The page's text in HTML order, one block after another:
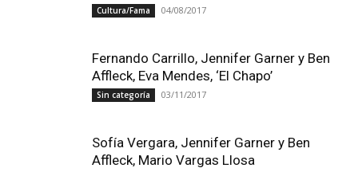
Cultura/Fama 04/08/2017
Fernando Carrillo, Jennifer Garner y Ben
Affleck, Eva Mendes, ‘El Chapo’
Sin categoría 03/11/2017
Sofía Vergara, Jennifer Garner y Ben
Affleck, Mario Vargas Llosa